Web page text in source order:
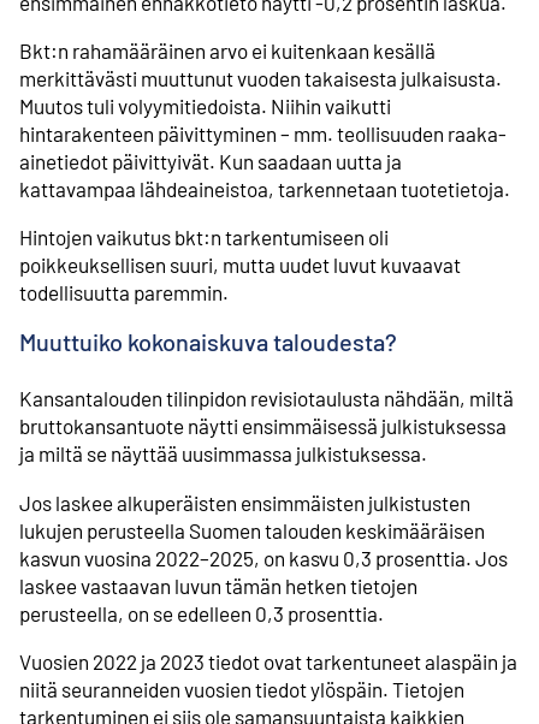
Bkt:n rahamääräinen arvo ei kuitenkaan kesällä
merkittävästi muuttunut vuoden takaisesta julkaisusta.
Muutos tuli volyymitiedoista. Niihin vaikutti
hintarakenteen päivittyminen – mm. teollisuuden raaka-
ainetiedot päivittyivät. Kun saadaan uutta ja
kattavampaa lähdeaineistoa, tarkennetaan tuotetietoja.
Hintojen vaikutus bkt:n tarkentumiseen oli
poikkeuksellisen suuri, mutta uudet luvut kuvaavat
todellisuutta paremmin.
Muuttuiko kokonaiskuva taloudesta?
Kansantalouden tilinpidon revisiotaulusta nähdään, miltä
bruttokansantuote näytti ensimmäisessä julkistuksessa
ja miltä se näyttää uusimmassa julkistuksessa.
Jos laskee alkuperäisten ensimmäisten julkistusten
lukujen perusteella Suomen talouden keskimääräisen
kasvun vuosina 2022–2025, on kasvu 0,3 prosenttia. Jos
laskee vastaavan luvun tämän hetken tietojen
perusteella, on se edelleen 0,3 prosenttia.
Vuosien 2022 ja 2023 tiedot ovat tarkentuneet alaspäin ja
niitä seuranneiden vuosien tiedot ylöspäin. Tietojen
tarkentuminen ei siis ole samansuuntaista kaikkien